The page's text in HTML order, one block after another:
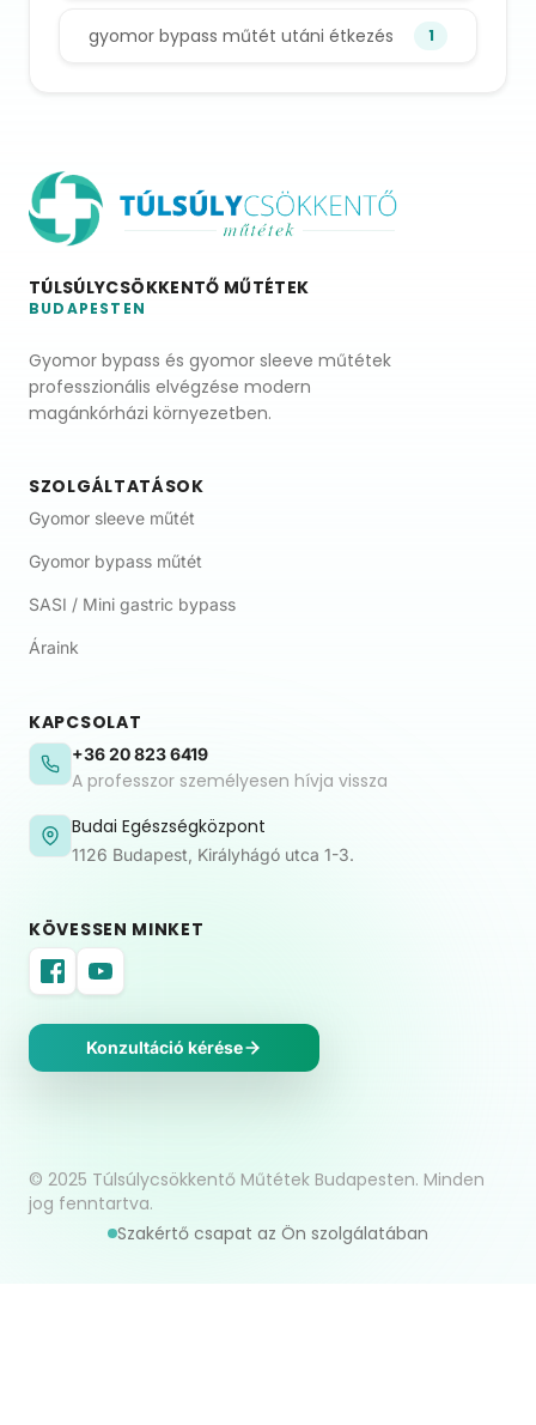
gyomor bypass műtét utáni étkezés 1
TÚLSÚLYCSÖKKENTŐ MŰTÉTEK
BUDAPESTEN
Gyomor bypass és gyomor sleeve műtétek
professzionális elvégzése modern
magánkórházi környezetben.
SZOLGÁLTATÁSOK
Gyomor sleeve műtét
Gyomor bypass műtét
SASI / Mini gastric bypass
Áraink
KAPCSOLAT
+36 20 823 6419
A professzor személyesen hívja vissza
Budai Egészségközpont
1126 Budapest, Királyhágó utca 1-3.
KÖVESSEN MINKET
Konzultáció kérése
© 2025 Túlsúlycsökkentő Műtétek Budapesten. Minden
jog fenntartva.
Szakértő csapat az Ön szolgálatában